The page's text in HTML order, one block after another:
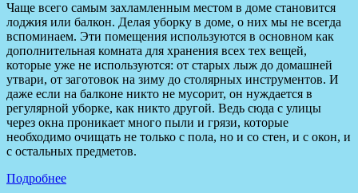
Чаще всего самым захламленным местом в доме становится
лоджия или балкон. Делая уборку в доме, о них мы не всегда
вспоминаем. Эти помещения используются в основном как
дополнительная комната для хранения всех тех вещей,
которые уже не используются: от старых лыж до домашней
утвари, от заготовок на зиму до столярных инструментов. И
даже если на балконе никто не мусорит, он нуждается в
регулярной уборке, как никто другой. Ведь сюда с улицы
через окна проникает много пыли и грязи, которые
необходимо очищать не только с пола, но и со стен, и с окон, и
с остальных предметов.
Подробнее